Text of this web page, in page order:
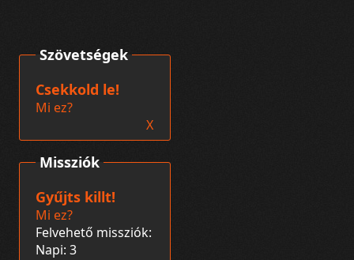
Missziók
Gyűjts killt!
Mi ez?
Felvehető missziók:
Napi: 3
Szövetségek
Csekkold le!
Mi ez?
X